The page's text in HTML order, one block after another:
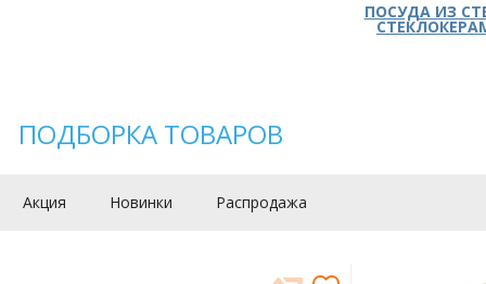
ПОСУДА ИЗ
ПОДБОРКА ТОВАРОВ
Акция Новинки Распродажа